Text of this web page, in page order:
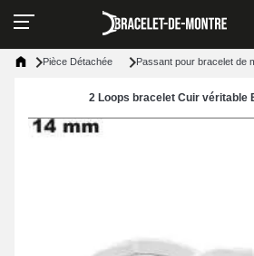
Pièce Détachée Passant pour bracelet de
2 Loops bracelet Cuir véritable